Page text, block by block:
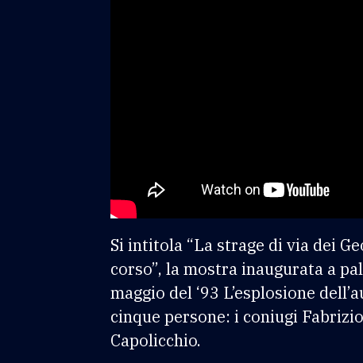
Si intitola “La strage di via dei
corso”, la mostra inaugurata a
maggio del ‘93 L’esplosione
cinque persone: i coniugi
Capolicchio.